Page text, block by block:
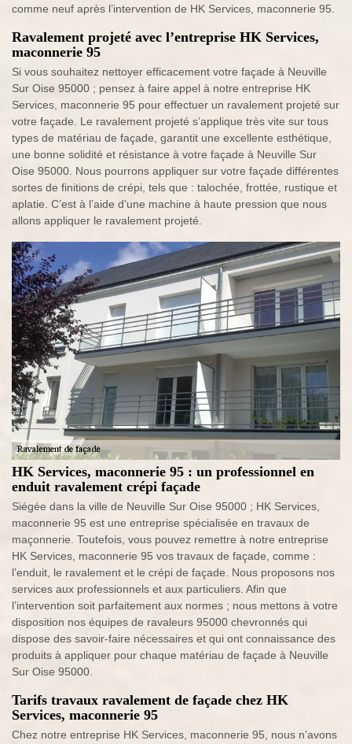
comme neuf après l’intervention de HK Services, maconnerie 95.
Ravalement projeté avec l’entreprise HK Services,
maconnerie 95
Si vous souhaitez nettoyer efficacement votre façade à Neuville
Sur Oise 95000 ; pensez à faire appel à notre entreprise HK
Services, maconnerie 95 pour effectuer un ravalement projeté sur
votre façade. Le ravalement projeté s’applique très vite sur tous
types de matériau de façade, garantit une excellente esthétique,
une bonne solidité et résistance à votre façade à Neuville Sur
Oise 95000. Nous pourrons appliquer sur votre façade différentes
sortes de finitions de crépi, tels que : talochée, frottée, rustique et
aplatie. C’est à l’aide d’une machine à haute pression que nous
allons appliquer le ravalement projeté.
HK Services, maconnerie 95 : un professionnel en
enduit ravalement crépi façade
Siégée dans la ville de Neuville Sur Oise 95000 ; HK Services,
maconnerie 95 est une entreprise spécialisée en travaux de
maçonnerie. Toutefois, vous pouvez remettre à notre entreprise
HK Services, maconnerie 95 vos travaux de façade, comme :
l’enduit, le ravalement et le crépi de façade. Nous proposons nos
services aux professionnels et aux particuliers. Afin que
l’intervention soit parfaitement aux normes ; nous mettons à votre
disposition nos équipes de ravaleurs 95000 chevronnés qui
dispose des savoir-faire nécessaires et qui ont connaissance des
produits à appliquer pour chaque matériau de façade à Neuville
Sur Oise 95000.
Tarifs travaux ravalement de façade chez HK
Services, maconnerie 95
Chez notre entreprise HK Services, maconnerie 95, nous n’avons